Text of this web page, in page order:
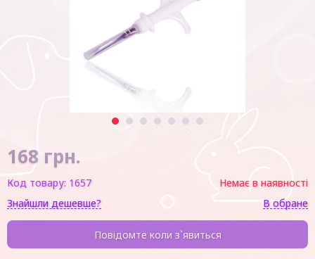
1 2 3 4 5 6 7
168 грн.
Код товару: 1657
Немає в наявності
Знайшли дешевше?
В обране
Повідомте коли з`явиться